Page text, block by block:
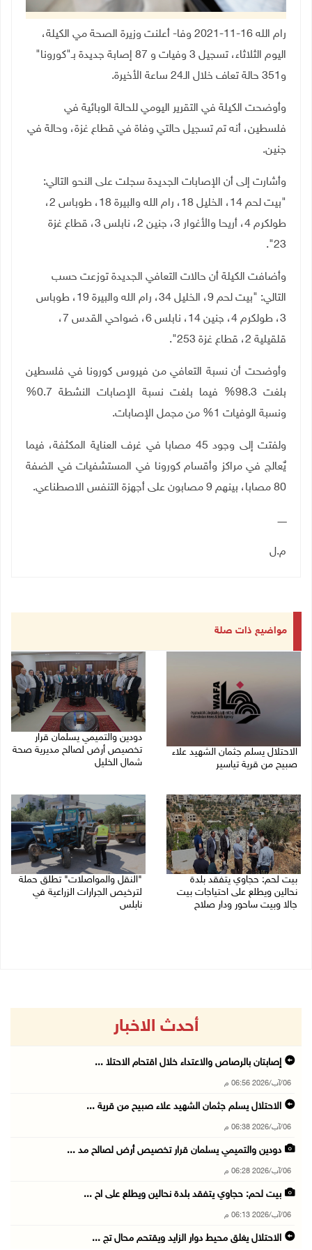
رام الله 16-11-2021 وفا- أعلنت وزيرة الصحة مي الكيلة،
اليوم الثلاثاء، تسجيل 3 وفيات و 87 إصابة جديدة بـ"كورونا"
و351 حالة تعاف خلال الـ24 ساعة الأخيرة.
وأوضحت الكيلة في التقرير اليومي للحالة الوبائية في
فلسطين، أنه تم تسجيل حالتي وفاة في قطاع غزة، وحالة في
جنين.
وأشارت إلى أن الإصابات الجديدة سجلت على النحو التالي:
"بيت لحم 14، الخليل 18، رام الله والبيرة 18، طوباس 2،
طولكرم 4، أريحا والأغوار 3، جنين 2، نابلس 3، قطاع غزة
23".
وأضافت الكيلة أن حالات التعافي الجديدة توزعت حسب
التالي: "بيت لحم 9، الخليل 34، رام الله والبيرة 19، طوباس
3، طولكرم 4، جنين 14، نابلس 6، ضواحي القدس 7،
قلقيلية 2، قطاع غزة 253".
وأوضحت أن نسبة التعافي من فيروس كورونا في فلسطين
بلغت 98.3% فيما بلغت نسبة الإصابات النشطة 0.7%
ونسبة الوفيات 1% من مجمل الإصابات.
ولفتت إلى وجود 45 مصابا في غرف العناية المكثفة، فيما
يٌعالج في مراكز وأقسام كورونا في المستشفيات في الضفة
80 مصابا، بينهم 9 مصابون على أجهزة التنفس الاصطناعي.
ــــــ
م.ل
مواضيع ذات صلة
الاحتلال يسلم جثمان الشهيد علاء
صبيح من قرية تياسير
دودين والتميمي يسلمان قرار
تخصيص أرض لصالح مديرية صحة
شمال الخليل
بيت لحم: حجاوي يتفقد بلدة
نحالين ويطلع على احتياجات بيت
جالا وبيت ساحور ودار صلاح
"النقل والمواصلات" تطلق حملة
لترخيص الجرارات الزراعية في
نابلس
أحدث الاخبار
إصابتان بالرصاص والاعتداء خلال اقتحام الاحتلا ...
06/آب/2026 06:56 م
الاحتلال يسلم جثمان الشهيد علاء صبيح من قرية ...
06/آب/2026 06:38 م
دودين والتميمي يسلمان قرار تخصيص أرض لصالح مد ...
06/آب/2026 06:28 م
بيت لحم: حجاوي يتفقد بلدة نحالين ويطلع على اح ...
06/آب/2026 06:13 م
الاحتلال يغلق محيط دوار الزايد ويقتحم محال تج ...